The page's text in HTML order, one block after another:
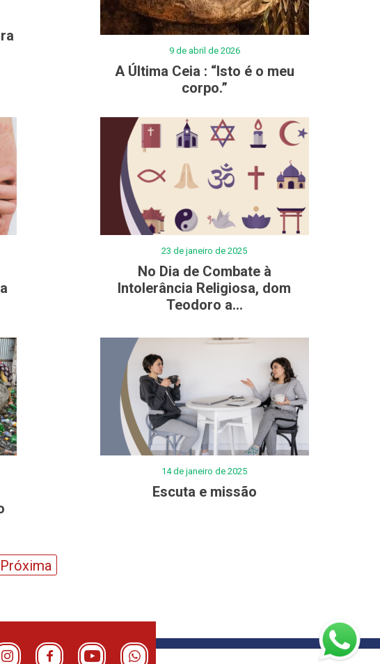
9 de abril de 2026
A Última Ceia : “Isto é o meu
corpo.”
23 de janeiro de 2025
No Dia de Combate à
Intolerância Religiosa, dom
Teodoro a...
14 de janeiro de 2025
Escuta e missão
Próxima